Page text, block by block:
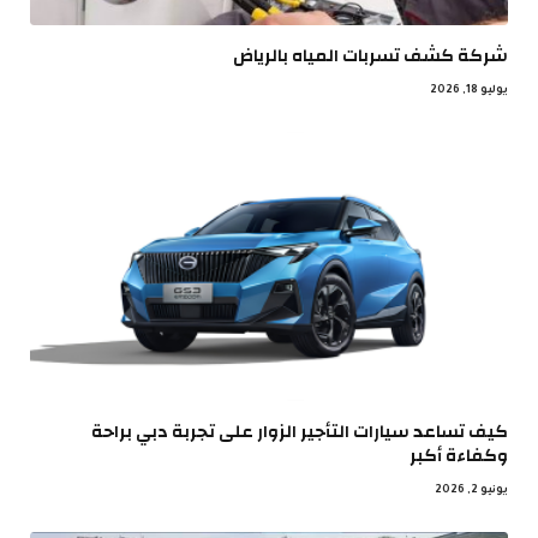
شركة كشف تسربات المياه بالرياض
يوليو 18, 2026
كيف تساعد سيارات التأجير الزوار على تجربة دبي براحة
وكفاءة أكبر
يونيو 2, 2026